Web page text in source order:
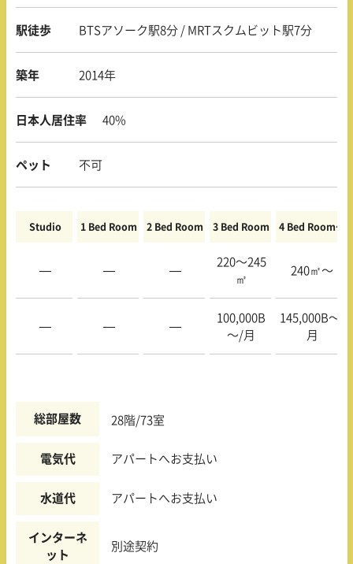
駅徒歩 BTSアソーク駅8分 / MRTスクムビット駅7分
築年 2014年
日本人居住率 40%
ペット 不可
Studio 1 Bed Room 2 Bed Room 3 Bed Room 4 Bed Room〜
— — —
220〜245
㎡
240㎡〜
— — —
100,000B
〜/月
145,000B〜/
月
総部屋数 28階/73室
電気代 アパートへお支払い
水道代 アパートへお支払い
インターネ
ット
別途契約